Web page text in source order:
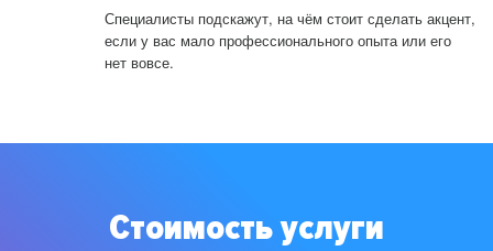
Специалисты подскажут, на чём стоит сделать акцент,
если у вас мало профессионального опыта или его
нет вовсе.
Стоимость услуги